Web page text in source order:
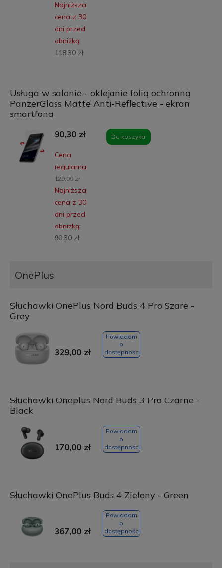
Najniższa
cena z 30
dni przed
obniżką:
118,30 zł
Usługa w salonie - oklejanie folią ochronną
PanzerGlass Matte Anti-Reflective - ekran
smartfona
90,30 zł
Cena
regularna:
129,00 zł
Najniższa
cena z 30
dni przed
obniżką:
90,30 zł
Do koszyka
OnePlus
Słuchawki OnePlus Nord Buds 4 Pro Szare -
Grey
329,00 zł
Powiadom
o
dostępności
Słuchawki Oneplus Nord Buds 3 Pro Czarne -
Black
170,00 zł
Powiadom
o
dostępności
Słuchawki OnePlus Buds 4 Zielony - Green
367,00 zł
Powiadom
o
dostępności